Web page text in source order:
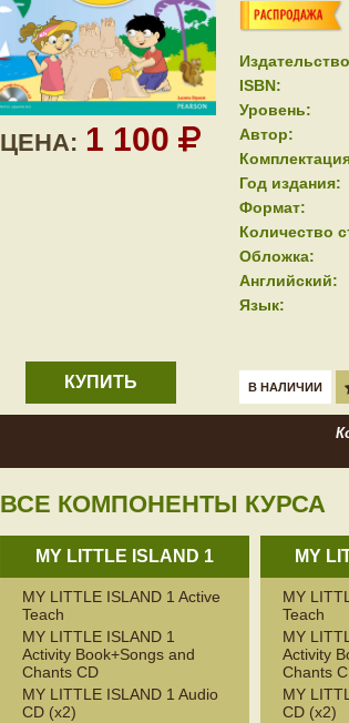
ЦЕНА: 1 100
ISBN:
Уровень:
Автор:
Год издания:
Формат:
Количество
Обложка:
Английский:
Язык:
КУПИТЬ В НАЛИЧИИ
ВСЕ КОМПОНЕНТЫ КУРСА
MY LITTLE ISLAND 1
MY LITTLE ISLAND 1 Active
Teach
MY LITTLE ISLAND 1
Activity Book+Songs and
Chants CD
MY LITTLE ISLAND 1 Audio
CD (x2)
MY
MY
Teach
MY
Activity
Chants
MY
CD (x2)